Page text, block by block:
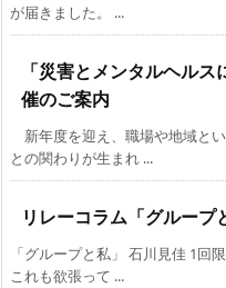
が届きました。 ...
「災害とメンタルヘル
催のご案内
新年度を迎え、職場や地域と
との関わりが生まれ ...
リレーコラム「グループ
「グループと私」 石川見佳 1回
これも欲張って ...